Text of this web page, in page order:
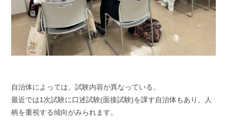
自治体によっては、試験内容が異なっている。
最近では1次試験に口述試験(面接試験)を課す自治体もあり、人
柄を重視する傾向がみられます。